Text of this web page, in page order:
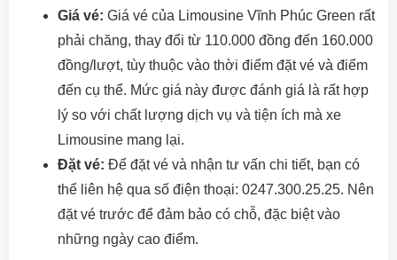
Giá vé: Giá vé của Limousine Vĩnh Phúc Green rất
phải chăng, thay đổi từ 110.000 đồng đến 160.000
đồng/lượt, tùy thuộc vào thời điểm đặt vé và điểm
đến cụ thể. Mức giá này được đánh giá là rất hợp
lý so với chất lượng dịch vụ và tiện ích mà xe
Limousine mang lại.
Đặt vé: Để đặt vé và nhận tư vấn chi tiết, bạn có
thể liên hệ qua số điện thoại: 0247.300.25.25. Nên
đặt vé trước để đảm bảo có chỗ, đặc biệt vào
những ngày cao điểm.